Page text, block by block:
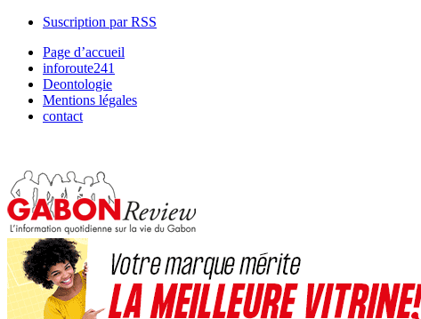
Suscription par RSS
Page d’accueil
inforoute241
Deontologie
Mentions légales
contact